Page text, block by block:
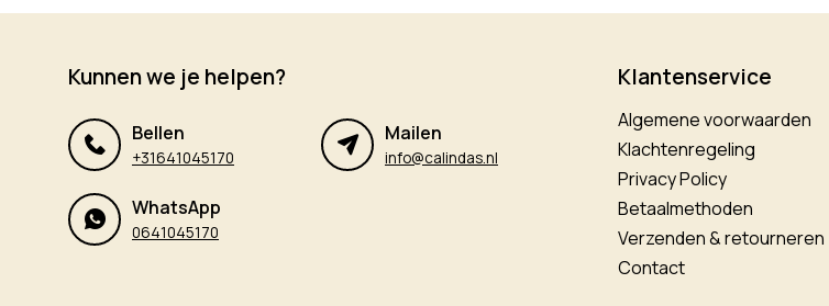
Kunnen we je helpen?
Bellen
+31641045170
Mailen
info@calindas.nl
WhatsApp
0641045170
Klantenservice
Algemene voorwaarden
Klachtenregeling
Privacy Policy
Betaalmethoden
Verzenden & retourneren
Contact